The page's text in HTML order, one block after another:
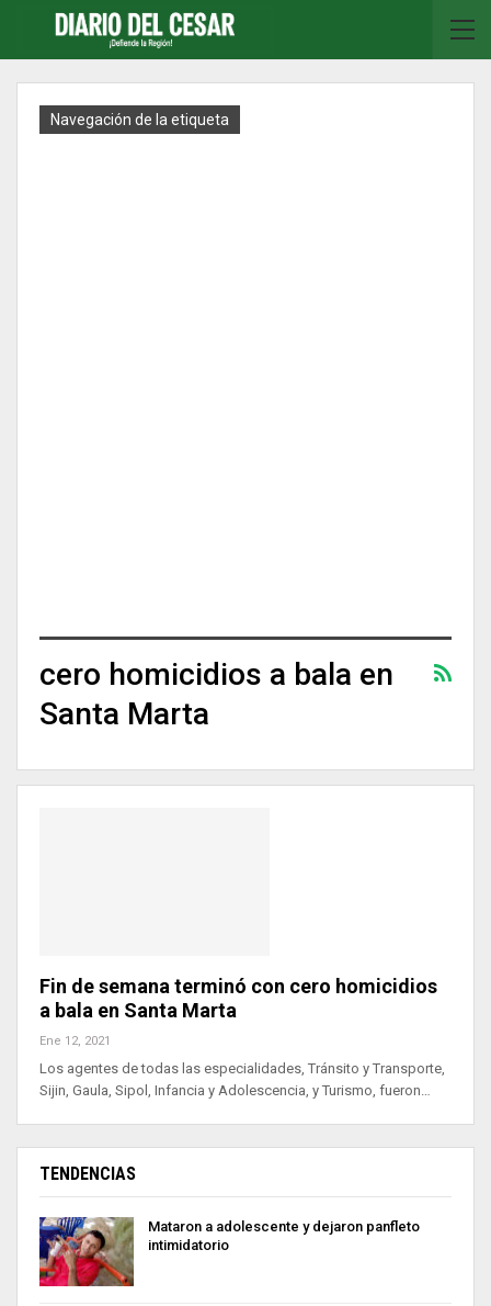
Navegación de la etiqueta
cero homicidios a bala en
Santa Marta
Fin de semana terminó con cero homicidios
a bala en Santa Marta
Ene 12, 2021
Los agentes de todas las especialidades, Tránsito y Transporte,
Sijin, Gaula, Sipol, Infancia y Adolescencia, y Turismo, fueron…
TENDENCIAS
Mataron a adolescente y dejaron panfleto
intimidatorio